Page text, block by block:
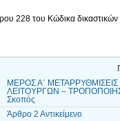
228 του Κώδικα δικαστικών
ΜΕΡΟΣ Α΄
ΛΕΙΤΟΥΡΓΩΝ –
Σκοπός
Άρθρο 2 Αντικείμενο